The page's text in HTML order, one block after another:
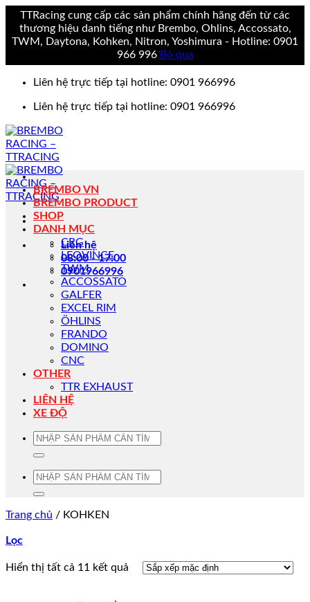
TTRacing cung cấp các sản phẩm chính hãng đến từ các
thương hiệu danh tiếng như Brembo, Ohlins, Accossato,
TWM, Daytona, Kohken, Nitron, Yoshimura - Hotline: 0901
966 996 Bỏ qua
dung
Liên hệ trực tiếp tại hotline: 0901 966996
Liên hệ trực tiếp tại hotline: 0901 966996
Liên hệ
08:00 - 17:00
0901966996
BREMBO VN
BREMBO PRODUCT
SHOP
DANH MỤC
CRG
LEOVINCE
TWM
ACCOSSATO
GALFER
EXCEL RIM
ÖHLINS
FRANDO
DOMINO
CNC
OTHER
TTR EXHAUST
LIÊN HỆ
XE ĐỘ
Tìm
Tìm
Trang chủ / KOHKEN
Lọc
Hiển thị tất cả 11 kết quả